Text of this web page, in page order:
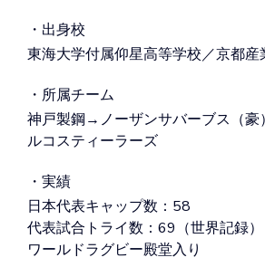
​・出身校
東海大学付属仰星高等学校／京都産
​・所属チーム
神戸製鋼→ノーザンサバーブス（
ルコスティーラーズ
​・実績
​日本代表キャップ数：58
代表試合トライ数：69（世界記録）
ワールドラグビー殿堂入り